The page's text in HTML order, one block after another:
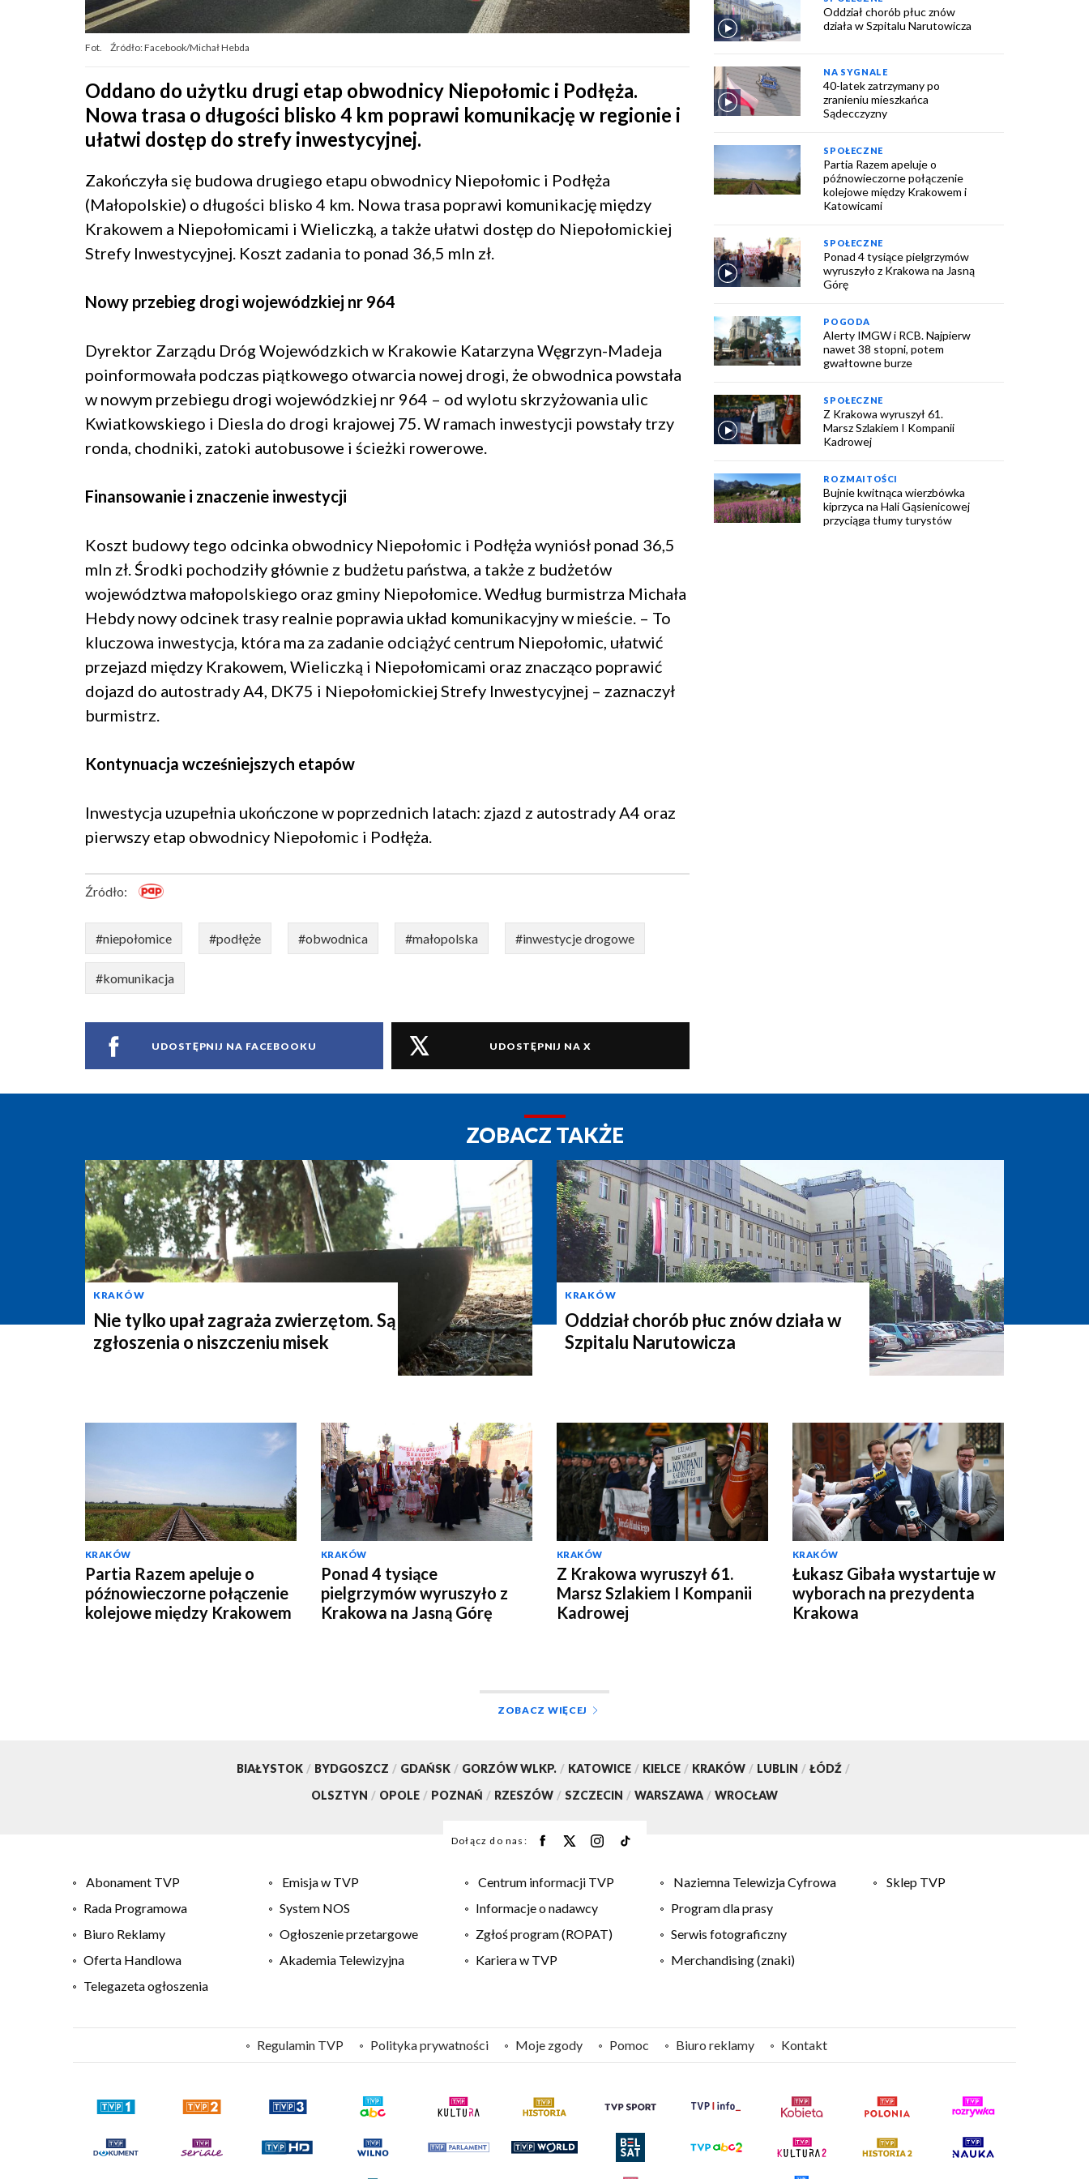
Fot. Źródło: Facebook/Michał Hebda
Oddano do użytku drugi etap obwodnicy Niepołomic i Podłęża.
Nowa trasa o długości blisko 4 km poprawi komunikację w regionie i
ułatwi dostęp do strefy inwestycyjnej.
Zakończyła się budowa drugiego etapu obwodnicy Niepołomic i Podłęża
(Małopolskie) o długości blisko 4 km. Nowa trasa poprawi komunikację między
Krakowem a Niepołomicami i Wieliczką, a także ułatwi dostęp do Niepołomickiej
Strefy Inwestycyjnej. Koszt zadania to ponad 36,5 mln zł.
Nowy przebieg drogi wojewódzkiej nr 964
Dyrektor Zarządu Dróg Wojewódzkich w Krakowie Katarzyna Węgrzyn-Madeja
poinformowała podczas piątkowego otwarcia nowej drogi, że obwodnica powstała
w nowym przebiegu drogi wojewódzkiej nr 964 – od wylotu skrzyżowania ulic
Kwiatkowskiego i Diesla do drogi krajowej 75. W ramach inwestycji powstały trzy
ronda, chodniki, zatoki autobusowe i ścieżki rowerowe.
Finansowanie i znaczenie inwestycji
Koszt budowy tego odcinka obwodnicy Niepołomic i Podłęża wyniósł ponad 36,5
mln zł. Środki pochodziły głównie z budżetu państwa, a także z budżetów
województwa małopolskiego oraz gminy Niepołomice. Według burmistrza Michała
Hebdy nowy odcinek trasy realnie poprawia układ komunikacyjny w mieście. – To
kluczowa inwestycja, która ma za zadanie odciążyć centrum Niepołomic, ułatwić
przejazd między Krakowem, Wieliczką i Niepołomicami oraz znacząco poprawić
dojazd do autostrady A4, DK75 i Niepołomickiej Strefy Inwestycyjnej – zaznaczył
burmistrz.
Kontynuacja wcześniejszych etapów
Inwestycja uzupełnia ukończone w poprzednich latach: zjazd z autostrady A4 oraz
pierwszy etap obwodnicy Niepołomic i Podłęża.
Źródło:
#niepołomice #podłęże #obwodnica #małopolska #inwestycje drogowe
#komunikacja
UDOSTĘPNIJ NA FACEBOOKU UDOSTĘPNIJ NA X
Oddział chorób płuc znów
działa w Szpitalu Narutowicza
NA SYGNALE
40-latek zatrzymany po
zranieniu mieszkańca
Sądecczyzny
SPOŁECZNE
Partia Razem apeluje o
późnowieczorne połączenie
kolejowe między Krakowem i
Katowicami
SPOŁECZNE
Ponad 4 tysiące pielgrzymów
wyruszyło z Krakowa na Jasną
Górę
POGODA
Alerty IMGW i RCB. Najpierw
nawet 38 stopni, potem
gwałtowne burze
SPOŁECZNE
Z Krakowa wyruszył 61.
Marsz Szlakiem I Kompanii
Kadrowej
ROZMAITOŚCI
Bujnie kwitnąca wierzbówka
kiprzyca na Hali Gąsienicowej
przyciąga tłumy turystów
ZOBACZ TAKŻE
KRAKÓW
Nie tylko upał zagraża zwierzętom. Są
zgłoszenia o niszczeniu misek
KRAKÓW
Oddział chorób płuc znów działa w
Szpitalu Narutowicza
KRAKÓW
Partia Razem apeluje o
późnowieczorne połączenie
kolejowe między Krakowem
KRAKÓW
Ponad 4 tysiące
pielgrzymów wyruszyło z
Krakowa na Jasną Górę
KRAKÓW
Z Krakowa wyruszył 61.
Marsz Szlakiem I Kompanii
Kadrowej
KRAKÓW
Łukasz Gibała wystartuje w
wyborach na prezydenta
Krakowa
ZOBACZ WIĘCEJ
BIAŁYSTOK / BYDGOSZCZ / GDAŃSK / GORZÓW WLKP. / KATOWICE / KIELCE / KRAKÓW / LUBLIN / ŁÓDŹ /
OLSZTYN / OPOLE / POZNAŃ / RZESZÓW / SZCZECIN / WARSZAWA / WROCŁAW
Dołącz do nas:
Abonament TVP Emisja w TVP Centrum informacji TVP Naziemna Telewizja Cyfrowa
Sklep TVP
Rada Programowa
System NOS Informacje o nadawcy
Program dla prasy
Biuro Reklamy
Ogłoszenie przetargowe Zgłoś program (ROPAT)
Serwis fotograficzny
Oferta Handlowa
Akademia Telewizyjna Kariera w TVP
Merchandising (znaki)
Telegazeta ogłoszenia
Regulamin TVP Polityka prywatności Moje zgody Pomoc Biuro reklamy Kontakt